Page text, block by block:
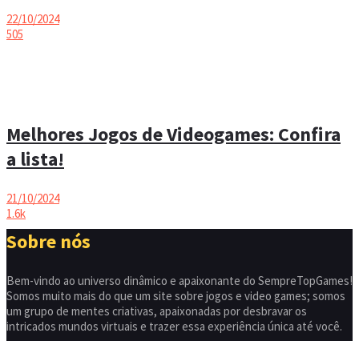
22/10/2024
505
Melhores Jogos de Videogames: Confira
a lista!
21/10/2024
1.6k
Sobre nós
Bem-vindo ao universo dinâmico e apaixonante do SempreTopGames!
Somos muito mais do que um site sobre jogos e video games; somos
um grupo de mentes criativas, apaixonadas por desbravar os
intricados mundos virtuais e trazer essa experiência única até você.